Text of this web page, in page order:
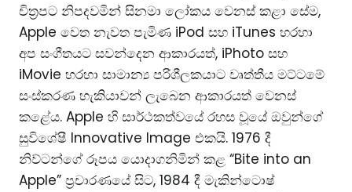
චිත්‍රපට නිපදවමින් සිනමා ලෝකය වෙනස් කළා සේම,
Apple වෙත නැවත පැමිණ iPod සහ iTunes හරහා
අප සංගීතයට සවන්දෙන ආකාරයත්, iPhoto සහ
iMovie හරහා සාමාන්‍ය පරිශීලකයාට වෘත්තීය මට්ටමේ
සංස්කරණ හැකියාවන් ලැබෙන ආකාරයත් වෙනස්
කළේය. Apple හි සාර්ථකත්වයේ රහස වූයේ ඔවුන්ගේ
සුවිශේෂී Innovative Image එකයි. 1976 දී
නිව්ටන්ගේ රූපය යොදාගනිමින් කළ “Bite into an
Apple” ප්‍රචාරණයේ සිට, 1984 දී මැකින්ටොෂ්